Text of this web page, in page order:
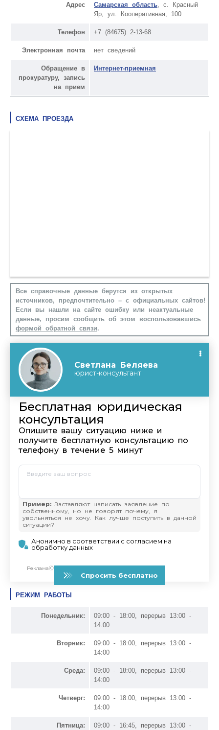
Адрес Самарская область , с. Красный
Яр, ул. Кооперативная, 100
Телефон +7 (84675) 2-13-68
Электронная почта нет сведений
Обращение в
прокуратуру, запись
на прием
Интернет-приемная
СХЕМА ПРОЕЗДА
Все справочные данные берутся из открытых
источников, предпочтительно – с официальных сайтов!
Если вы нашли на сайте ошибку или неактуальные
данные, просим сообщить об этом воспользовавшись
формой обратной связи.
РЕЖИМ РАБОТЫ
Понедельник:
09:00 - 18:00, перерыв 13:00 -
14:00
Вторник:
09:00 - 18:00, перерыв 13:00 -
14:00
Среда:
09:00 - 18:00, перерыв 13:00 -
14:00
Четверг:
09:00 - 18:00, перерыв 13:00 -
14:00
Пятница:
09:00 - 16:45, перерыв 13:00 -